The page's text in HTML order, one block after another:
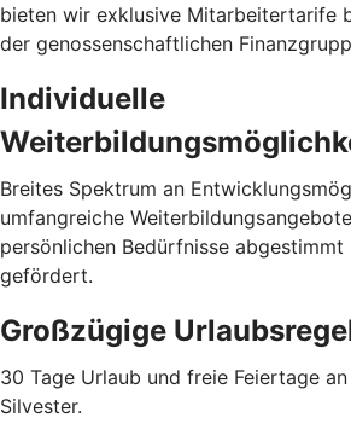
bieten wir exklusive Mitarbeitertarife
der genossenschaftlichen
Individuelle
Breites Spektrum an
umfangreiche
persönlichen Bedürfnisse abgestimmt
gefördert.
Großzügige
30 Tage Urlaub und freie Feiertage
Silvester.